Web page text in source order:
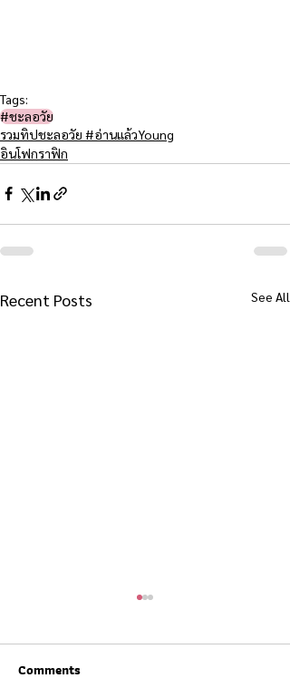
Tags:
#ชะลอวัย​
รวมทิปชะลอวัย #อ่านแล้วYoung
อินโฟกราฟิก
Recent Posts See All
Comments